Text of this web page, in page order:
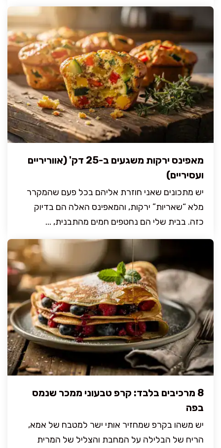
מאפינס ירקות משגעים ב-25 דק' (אווריריים
ועסיריים)
יש מתכונים שאני חוזרת אליהם בכל פעם שהמקרר
מלא “שאריות” ירקות, והמאפינס האלה הם בדיוק
כזה. בבית שלי הם נחטפים חמים מהתבנית, ...
8 מרכיבים בלבד: קרפ טבעוני ממכר שנמס
בפה
יש משהו בקרפ שמחזיר אותי ישר למטבח של אמא,
הריח של הבלילה על המחבת והצליל של המרית